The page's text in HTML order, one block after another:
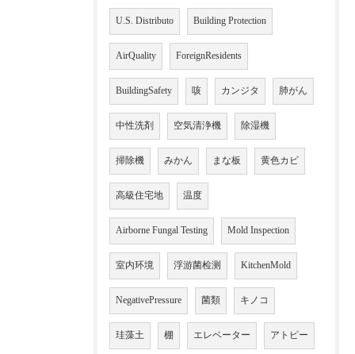
U.S. Distributo Building Protection
AirQuality ForeignResidents
BuildingSafety 咳 カンジタ 肺がん
中性洗剤 空気清浄機 除湿機
掃除機 みかん まな板 黄色カビ
高級住宅地 温度
Airborne Fungal Testing Mold Inspection
室内环境 浮游菌检测 KitchenMold
NegativePressure 菌類 キノコ
珪藻土 棚 エレベーター アトピー